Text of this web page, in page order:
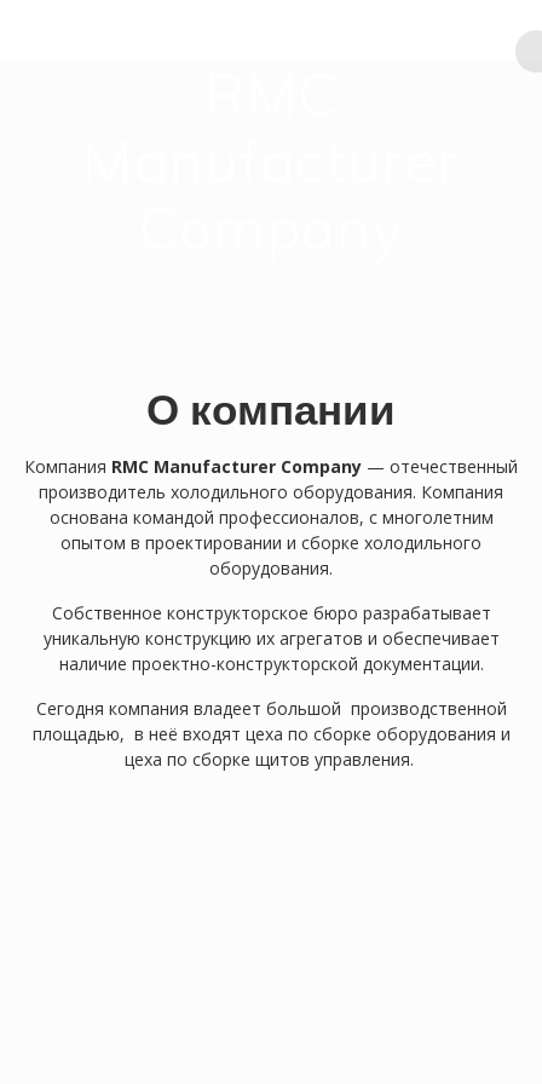
О компании
Компания RMC Manufacturer Company — отечественный
производитель холодильного оборудования. Компания
основана командой профессионалов, с многолетним
опытом в проектировании и сборке холодильного
оборудования.
Собственное конструкторское бюро разрабатывает
уникальную конструкцию их агрегатов и обеспечивает
наличие проектно-конструкторской документации.
Сегодня компания владеет большой производственной
площадью, в неё входят цеха по сборке оборудования и
цеха по сборке щитов управления.